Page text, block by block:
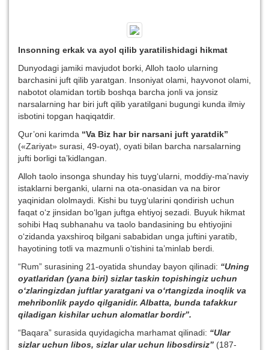
Insonning erkak va ayol qilib yaratilishidagi hikmat
Dunyodagi jamiki mavjudot borki, Alloh taolo ularning
barchasini juft qilib yaratgan. Insoniyat olami, hayvonot olami,
nabotot olamidan tortib boshqa barcha jonli va jonsiz
narsalarning har biri juft qilib yaratilgani bugungi kunda ilmiy
isbotini topgan haqiqatdir.
Qur’oni karimda “Va Biz har bir narsani juft yaratdik”
(«Zariyat» surasi, 49-oyat), oyati bilan barcha narsalarning
jufti borligi ta’kidlangan.
Alloh taolo insonga shunday his tuyg‘ularni, moddiy-ma’naviy
istaklarni berganki, ularni na ota-onasidan va na biror
yaqinidan ololmaydi. Kishi bu tuyg‘ularini qondirish uchun
faqat o‘z jinsidan bo‘lgan juftga ehtiyoj sezadi. Buyuk hikmat
sohibi Haq subhanahu va taolo bandasining bu ehtiyojini
o‘zidanda yaxshiroq bilgani sababidan unga juftini yaratib,
hayotining totli va mazmunli o‘tishini ta’minlab berdi.
“Rum” surasining 21-oyatida shunday bayon qilinadi: “Uning
oyatlaridan (yana biri) sizlar taskin topishingiz uchun
o‘zlaringizdan juftlar yaratgani va o‘rtangizda inoqlik va
mehribonlik paydo qilganidir. Albatta, bunda tafakkur
qiladigan kishilar uchun alomatlar bordir”.
“Baqara” surasida quyidagicha marhamat qilinadi: “Ular
sizlar uchun libos, sizlar ular uchun libosdirsiz” (187-